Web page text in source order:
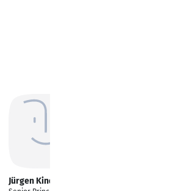
Jürgen Kindler